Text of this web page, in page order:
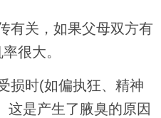
有关，如果父母双方有
很大。
损时(如偏执狂、精神
这是产生了腋臭的原因